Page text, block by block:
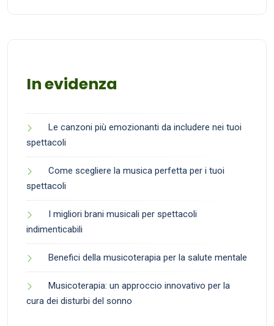
In evidenza
Le canzoni più emozionanti da includere nei tuoi
spettacoli
Come scegliere la musica perfetta per i tuoi
spettacoli
I migliori brani musicali per spettacoli
indimenticabili
Benefici della musicoterapia per la salute mentale
Musicoterapia: un approccio innovativo per la
cura dei disturbi del sonno